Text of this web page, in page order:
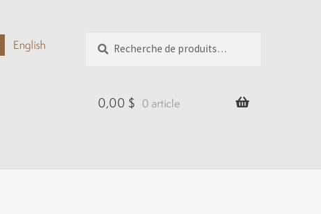
English
pour :
0,00 $ 0 article